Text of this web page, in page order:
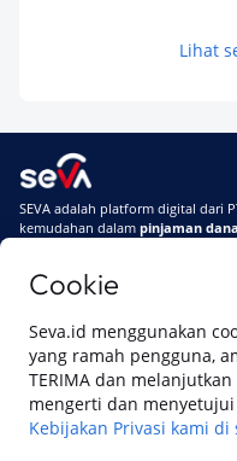
Cookie
Seva.id menggunakan
yang ramah pengguna,
TERIMA dan
mengerti dan
Kebijakan Privasi kami di
Keuangan
Terpercaya
Telat Bayar
Masuk BI
Lihat
SEVA adalah platform digital dari
kemudahan dalam pinjaman
Di SEVA, BPKB mobilmu
Tentang SEVASyarat &
Pemberitahuan Privasi